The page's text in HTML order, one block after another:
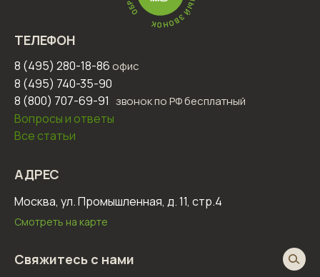
ТЕЛЕФОН
8 (495) 280-18-86 офис
8 (495) 740-35-90
8 (800) 707-69-91 звонок по РФ бесплатный
Вопросы и ответы
Все статьи
АДРЕС
Москва, ул. Промышленная, д. 11, стр.4
Смотреть на карте
Свяжитесь с нами